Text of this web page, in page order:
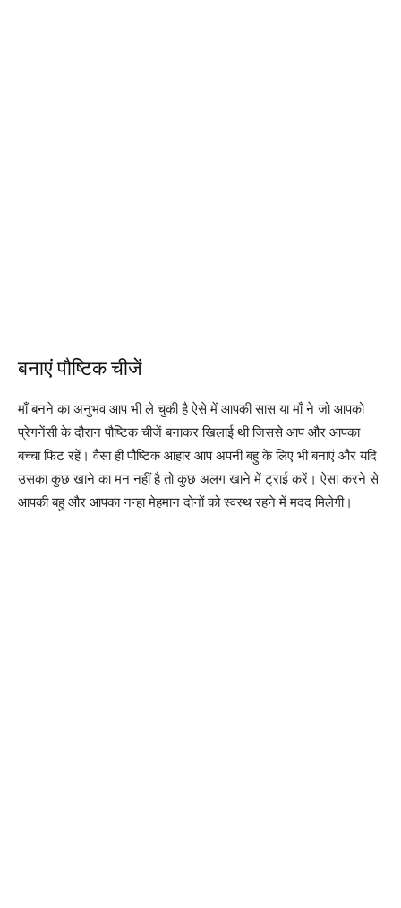
बनाएं पौष्टिक चीजें
माँ बनने का अनुभव आप भी ले चुकी है ऐसे में आपकी सास या माँ ने जो आपको
प्रेगनेंसी के दौरान पौष्टिक चीजें बनाकर खिलाई थी जिससे आप और आपका
बच्चा फिट रहें। वैसा ही पौष्टिक आहार आप अपनी बहु के लिए भी बनाएं और यदि
उसका कुछ खाने का मन नहीं है तो कुछ अलग खाने में ट्राई करें। ऐसा करने से
आपकी बहु और आपका नन्हा मेहमान दोनों को स्वस्थ रहने में मदद मिलेगी।